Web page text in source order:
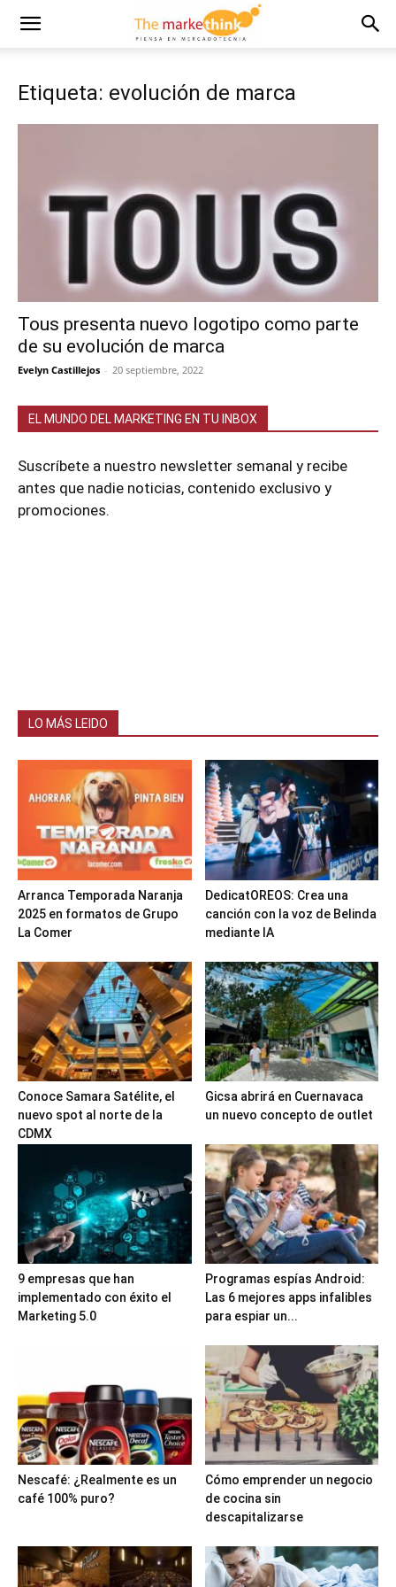
Etiqueta: evolución de marca
Tous presenta nuevo logotipo como parte
de su evolución de marca
Evelyn Castillejos - 20 septiembre, 2022
EL MUNDO DEL MARKETING EN TU INBOX
Suscríbete a nuestro newsletter semanal y recibe
antes que nadie noticias, contenido exclusivo y
promociones.
LO MÁS LEIDO
Arranca Temporada Naranja
2025 en formatos de Grupo
La Comer
DedicatOREOS: Crea una
canción con la voz de Belinda
mediante IA
Conoce Samara Satélite, el
nuevo spot al norte de la
CDMX
Gicsa abrirá en Cuernavaca
un nuevo concepto de outlet
9 empresas que han
implementado con éxito el
Marketing 5.0
Programas espías Android:
Las 6 mejores apps infalibles
para espiar un...
Nescafé: ¿Realmente es un
café 100% puro?
Cómo emprender un negocio
de cocina sin
descapitalizarse